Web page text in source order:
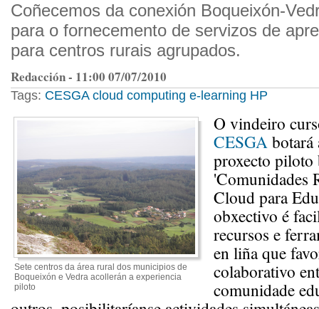
Coñecemos da conexión Boqueixón-
para o fornecemento de servizos de
para centros rurais agrupados.
Redacción - 11:00 07/07/2010
Tags: CESGA cloud computing e-learning HP
Sete centros da área rural dos municipios de
Boqueixón e Vedra acollerán a experiencia
piloto
O vindeiro
CESGAbotará
proxecto piloto
'Comunidades
Cloud para
obxectivo é
recursos e
en liña que
colaborativo
comunidade